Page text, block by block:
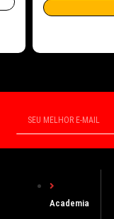
Academia